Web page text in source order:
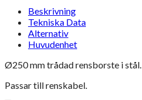
Beskrivning
Tekniska Data
Alternativ
Huvudenhet
Ø250 mm trådad rensborste i stål.
Passar till renskabel.